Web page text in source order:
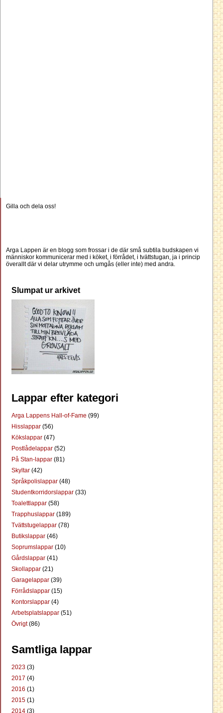
Gilla och dela oss!
Arga Lappen är en blogg som frossar i de där små subtila budskapen vi
människor kommunicerar med i köket, i förrådet, i tvättstugan, ja i princip
överallt där vi delar utrymme och umgås (eller inte) med andra.
Slumpat ur arkivet
Lappar efter kategori
Arga Lappens Hall-of-Fame (99)
Hisslappar (56)
Kökslappar (47)
Postlådelappar (52)
På Stan-lappar (81)
Skyltar (42)
Språkpolislappar (48)
Studentkorridorslappar (33)
Toalettlappar (58)
Trapphuslappar (189)
Tvättstugelappar (78)
Butikslappar (46)
Soprumslappar (10)
Gårdslappar (41)
Skollappar (21)
Garagelappar (39)
Förrådslappar (15)
Kontorslappar (4)
Arbetsplatslappar (51)
Övrigt(86)
Samtliga lappar
2023 (3)
2017 (4)
2016 (1)
2015 (1)
2014 (3)